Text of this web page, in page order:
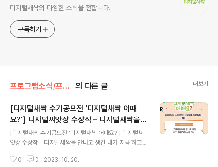
디지털새싹의 다양한 소식을 전합니다.
구독하기
프로그램소식/프로그램 소개 의 다른 글 더보기
[디지털새싹 수기공모전 '디지털새싹 어때
요?'] 디지털씨앗상 수상작 – 디지털새싹을
만나고 생긴 내가 지금 하고 싶은 것
[디지털새싹 수기공모전 '디지털새싹 어때요?'] 디지털씨
앗상 수상작 – 디지털새싹을 만나고 생긴 내가 지금 하고
지털새싹 캠프 참여 소감을 주제로 한 디지털새싹 수기공
0 0 2023. 10. 20.